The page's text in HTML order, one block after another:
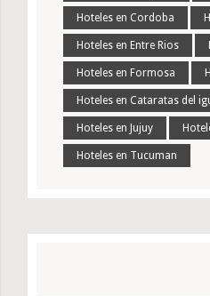
Hoteles en Cordoba
Hoteles en Entre Rios
Hoteles en Formosa
Hoteles en Cataratas del
Hoteles en Jujuy
Hoteles en Tucuman